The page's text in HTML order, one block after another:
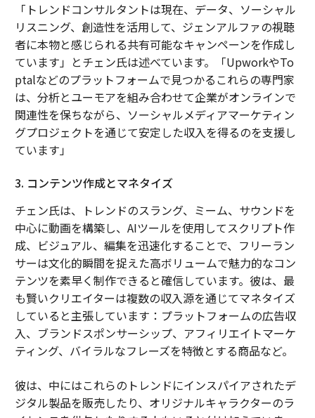
「トレンドコンサルタントは現在、データ、ソーシャル
リスニング、創造性を活用して、ジェンアルファの視聴
者に本物と感じられる共有可能なキャンペーンを作成し
ています」とチェン氏は述べています。「UpworkやTo
ptalなどのプラットフォームで見つかるこれらの専門家
は、分析とユーモアを組み合わせて企業がオンラインで
関連性を保ちながら、ソーシャルメディアマーケティン
グプロジェクトを通じて安定した収入を得るのを支援し
ています」
3. コンテンツ作成とマネタイズ
チェン氏は、トレンドのスラング、ミーム、サウンドを
中心に動画を構築し、AIツールを使用してスクリプト作
成、ビジュアル、編集を迅速化することで、フリーラン
サーは文化的瞬間を捉えた高ボリュームで魅力的なコン
テンツを素早く制作できると確信しています。彼は、最
も賢いクリエイターは複数の収入源を通じてマネタイズ
していると主張しています：プラットフォームの広告収
入、ブランドスポンサーシップ、アフィリエイトマーケ
ティング、バイラルなフレーズを特徴とする商品など。
彼は、中にはこれらのトレンドにインスパイアされたデ
ジタル製品を販売したり、オリジナルキャラクターのラ